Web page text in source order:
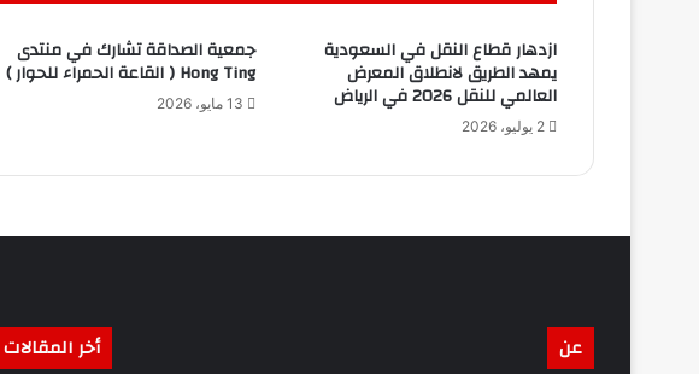
ازدهار قطاع النقل في السعودية
يمهد الطريق لانطلاق المعرض
العالمي للنقل 2026 في الرياض
2 يوليو، 2026
جمعية الصداقة تشارك في منتدى
Hong Ting ( القاعة الحمراء للحوار )
13 مايو، 2026
عن أخر المقالات